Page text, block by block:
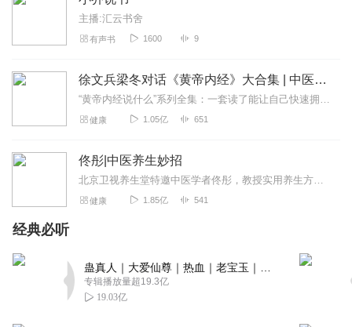
主播:汇云书舍
有声书 1600 9
徐文兵梁冬对话《黄帝内经》大合集 | 中医养生
“黄帝内经说什么”系列全集：一套读了能让自己快速拥有天时、地利、人和的正能量书籍。年轻人读了能更好地懂得处事养身，变得强大；中年人读了会放下得失，随心所欲；老年...
健康 1.05亿 651
佟彤|中医养生妙招
北京卫视养生堂特邀中医学者佟彤，教授实用养生方法。点击“订阅”，获取课程最新情况。更多养生资讯请关注公众号“健康新佟学”！【节目推荐】《佟彤：中医健康自测自理5...
健康 1.85亿 541
经典必听
专辑播放量超19.3亿
19.03亿